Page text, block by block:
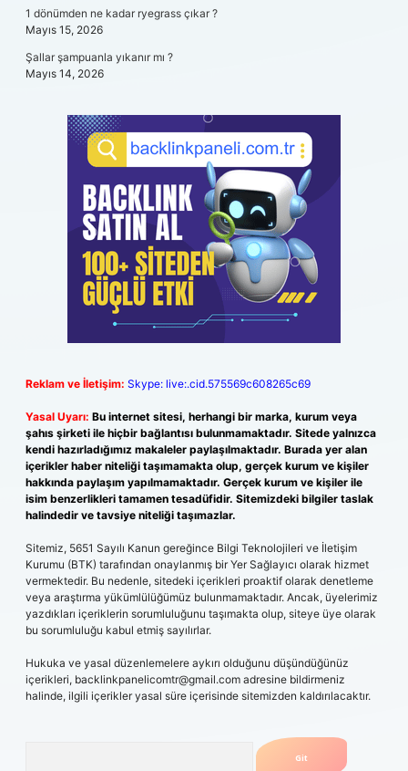
1 dönümden ne kadar ryegrass çıkar ?
Mayıs 15, 2026
Şallar şampuanla yıkanır mı ?
Mayıs 14, 2026
Reklam ve İletişim: Skype: live:.cid.575569c608265c69
Yasal Uyarı: Bu internet sitesi, herhangi bir marka, kurum veya
şahıs şirketi ile hiçbir bağlantısı bulunmamaktadır. Sitede yalnızca
kendi hazırladığımız makaleler paylaşılmaktadır. Burada yer alan
içerikler haber niteliği taşımamakta olup, gerçek kurum ve kişiler
hakkında paylaşım yapılmamaktadır. Gerçek kurum ve kişiler ile
isim benzerlikleri tamamen tesadüfidir. Sitemizdeki bilgiler taslak
halindedir ve tavsiye niteliği taşımazlar.
Sitemiz, 5651 Sayılı Kanun gereğince Bilgi Teknolojileri ve İletişim
Kurumu (BTK) tarafından onaylanmış bir Yer Sağlayıcı olarak hizmet
vermektedir. Bu nedenle, sitedeki içerikleri proaktif olarak denetleme
veya araştırma yükümlülüğümüz bulunmamaktadır. Ancak, üyelerimiz
yazdıkları içeriklerin sorumluluğunu taşımakta olup, siteye üye olarak
bu sorumluluğu kabul etmiş sayılırlar.
Hukuka ve yasal düzenlemelere aykırı olduğunu düşündüğünüz
içerikleri, backlinkpanelicomtr@gmail.com adresine bildirmeniz
halinde, ilgili içerikler yasal süre içerisinde sitemizden kaldırılacaktır.